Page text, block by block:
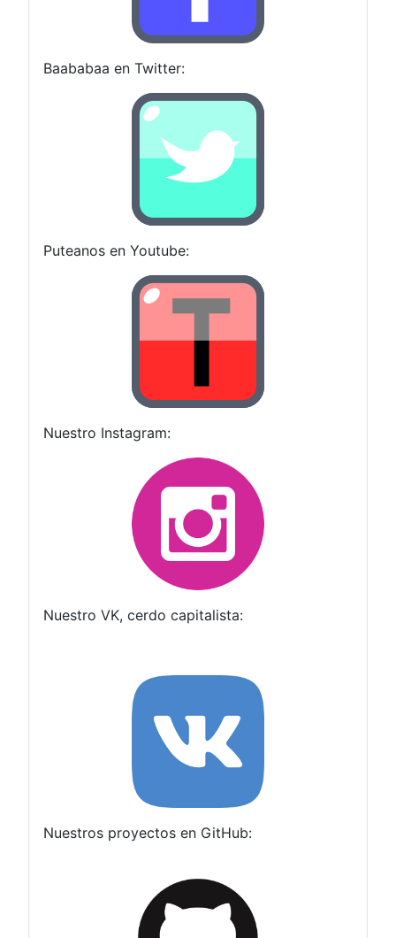
Baababaa en Twitter:
Puteanos en Youtube:
Nuestro Instagram:
Nuestro VK, cerdo capitalista:
Nuestros proyectos en GitHub: